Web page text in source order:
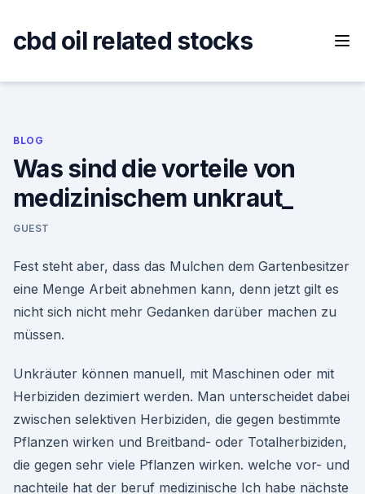
content
cbd oil related stocks
BLOG
Was sind die vorteile von
medizinischem unkraut_
GUEST
Fest steht aber, dass das Mulchen dem Gartenbesitzer
eine Menge Arbeit abnehmen kann, denn jetzt gilt es
nicht sich nicht mehr Gedanken darüber machen zu
müssen.
Unkräuter können manuell, mit Maschinen oder mit
Herbiziden dezimiert werden. Man unterscheidet dabei
zwischen selektiven Herbiziden, die gegen bestimmte
Pflanzen wirken und Breitband- oder Totalherbiziden,
die gegen sehr viele Pflanzen wirken. welche vor- und
nachteile hat der beruf medizinische Ich habe nächste